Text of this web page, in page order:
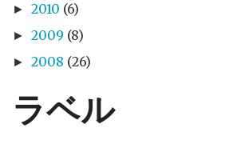
► 2010 (6)
► 2009 (8)
► 2008 (26)
ラベル